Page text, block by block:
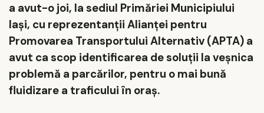
a avut-o joi, la sediul Primăriei Municipiului
Iași, cu reprezentanții Alianței pentru
Promovarea Transportului Alternativ (APTA) a
avut ca scop identificarea de soluții la veșnica
problemă a parcărilor, pentru o mai bună
fluidizare a traficului în oraș.